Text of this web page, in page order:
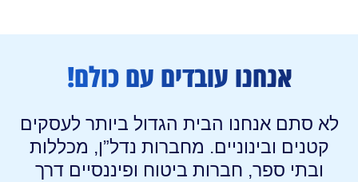
אנחנו עובדים עם כולם!
לא סתם אנחנו הבית הגדול ביותר לעסקים
קטנים ובינוניים. מחברות נדל”ן, מכללות
ובתי ספר, חברות ביטוח ופיננסיים דרך